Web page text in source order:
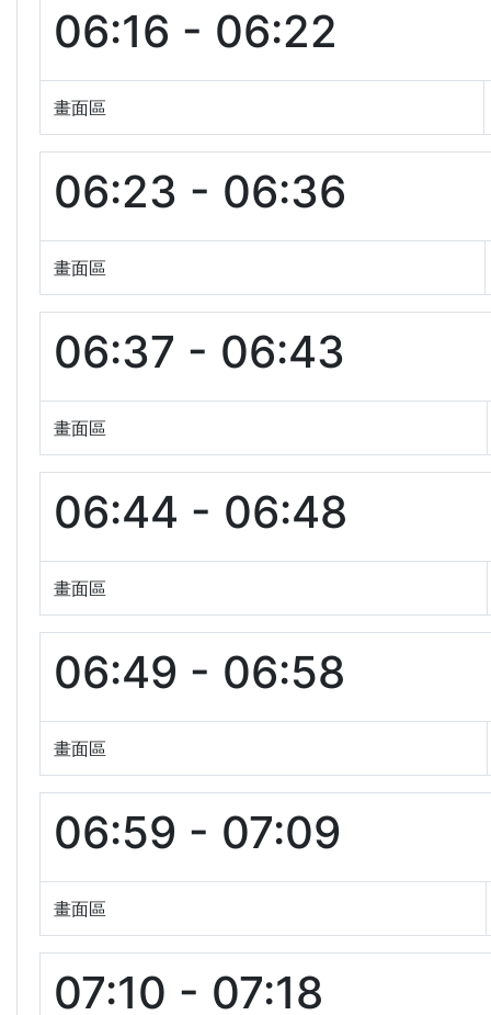
06:16 - 06:22
畫面區
06:23 - 06:36
畫面區
06:37 - 06:43
畫面區
06:44 - 06:48
畫面區
06:49 - 06:58
畫面區
06:59 - 07:09
畫面區
07:10 - 07:18